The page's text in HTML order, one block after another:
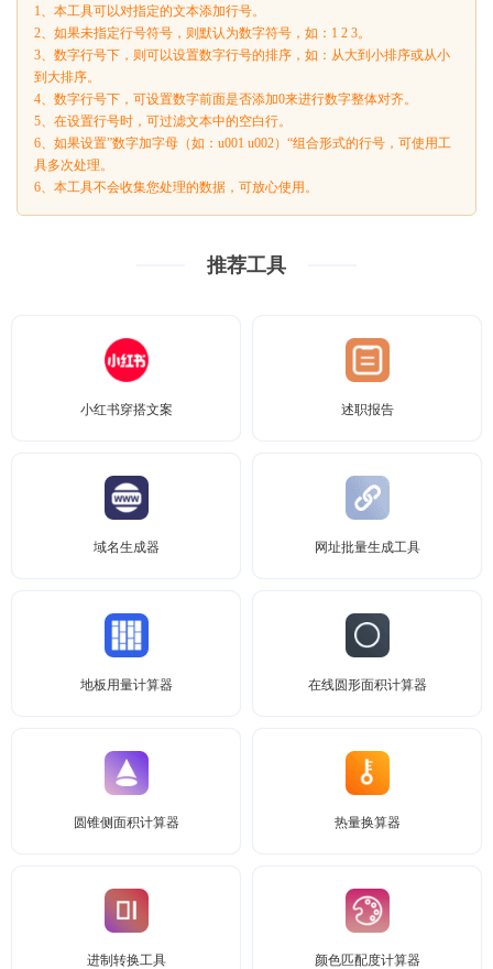
1、本工具可以对指定的文本添加行号。
2、如果未指定行号符号，则默认为数字符号，如：1 2 3。
3、数字行号下，则可以设置数字行号的排序，如：从大到小排序或从小
到大排序。
4、数字行号下，可设置数字前面是否添加0来进行数字整体对齐。
5、在设置行号时，可过滤文本中的空白行。
6、如果设置”数字加字母（如：u001 u002）“组合形式的行号，可使用工
具多次处理。
6、本工具不会收集您处理的数据，可放心使用。
推荐工具
小红书穿搭文案 述职报告
域名生成器 网址批量生成工具
地板用量计算器 在线圆形面积计算器
圆锥侧面积计算器 热量换算器
进制转换工具 颜色匹配度计算器